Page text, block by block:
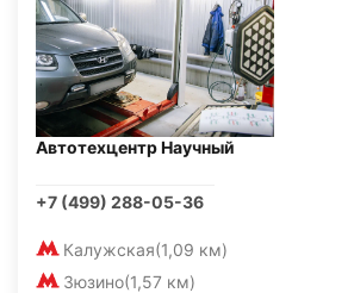
Автотехцентр Научный
+7 (499) 288-05-36
Калужская(1,09 км)
Зюзино(1,57 км)